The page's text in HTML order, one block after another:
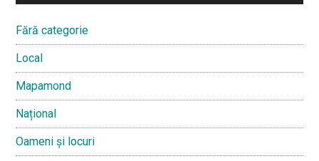
Fără categorie
Local
Mapamond
Național
Oameni și locuri